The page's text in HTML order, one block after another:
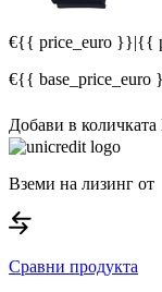
€{{ price_euro }}|{{
€{{
Добави в количката
Вземи на лизинг от
Сравни продукта